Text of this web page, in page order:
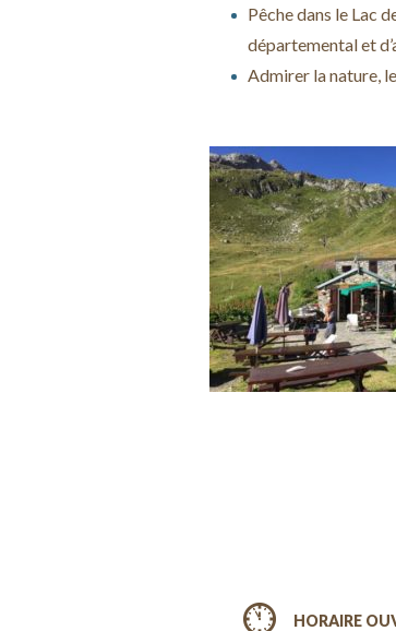
Pêche dans le Lac
départemental et
Admirer la nature,
HORAIRE